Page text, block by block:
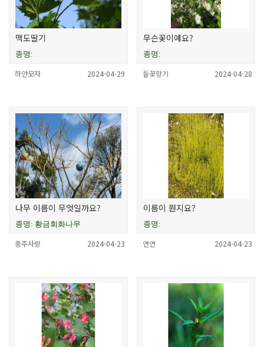
맥도딸기
종명:
하얀모자 2024-04-29
무슨꽃이예요?
종명:
들꽃향기 2024-04-28
나무 이름이 무엇일까요?
종명: 황금회화나무
종주사랑 2024-04-23
이름이 뭔지요?
종명:
연연 2024-04-23